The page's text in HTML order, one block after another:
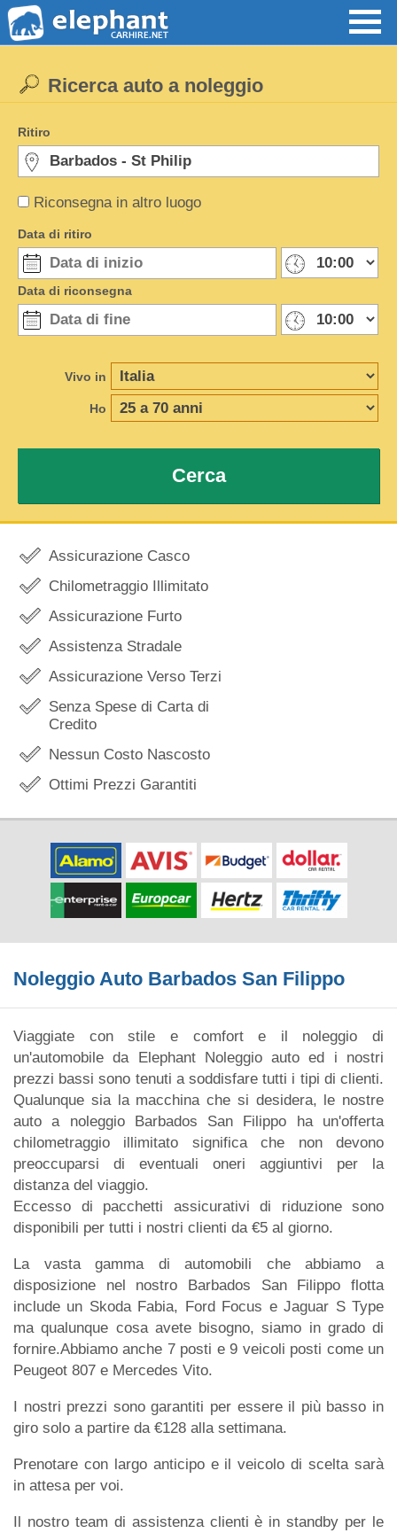
Riconsegna in altro luogo
Ricerca auto a noleggio
Ritiro
Data di ritiro
Data di riconsegna
Vivo in
Ho
Cerca
Assicurazione Casco
Chilometraggio Illimitato
Assicurazione Furto
Assistenza Stradale
Assicurazione Verso Terzi
Senza Spese di Carta di
Credito
Nessun Costo Nascosto
Ottimi Prezzi Garantiti
Noleggio Auto Barbados San Filippo
Viaggiate con stile e comfort e il noleggio di
un'automobile da Elephant Noleggio auto ed i nostri
prezzi bassi sono tenuti a soddisfare tutti i tipi di clienti.
Qualunque sia la macchina che si desidera, le nostre
auto a noleggio Barbados San Filippo ha un'offerta
chilometraggio illimitato significa che non devono
preoccuparsi di eventuali oneri aggiuntivi per la
distanza del viaggio.
Eccesso di pacchetti assicurativi di riduzione sono
disponibili per tutti i nostri clienti da €5 al giorno.
La vasta gamma di automobili che abbiamo a
disposizione nel nostro Barbados San Filippo flotta
include un Skoda Fabia, Ford Focus e Jaguar S Type
ma qualunque cosa avete bisogno, siamo in grado di
fornire.Abbiamo anche 7 posti e 9 veicoli posti come un
Peugeot 807 e Mercedes Vito.
I nostri prezzi sono garantiti per essere il più basso in
giro solo a partire da €128 alla settimana.
Prenotare con largo anticipo e il veicolo di scelta sarà
in attesa per voi.
Il nostro team di assistenza clienti è in standby per le